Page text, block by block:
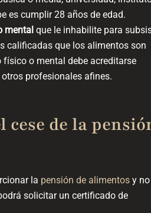
es cumplir 28 años de edad.
mental que le inhabilite para
calificadas que los alimentos son
o mental debe acreditarse
profesionales afines.
cese de la
la pensión de alimentos y no
solicitar un certificado de